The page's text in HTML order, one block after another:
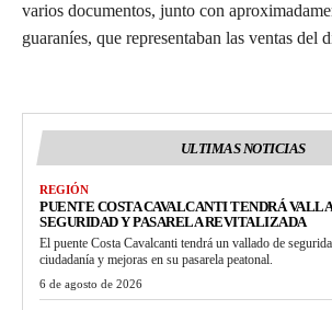
varios documentos, junto con
guaraníes, que representaban las ventas del
ULTIMAS NOTICIAS
REGIÓN
PUENTE COSTA CAVALCANTI TENDRÁ
SEGURIDAD Y PASARELA REVITALIZADA
El puente Costa Cavalcanti tendrá un vallado de
ciudadanía y mejoras en su pasarela peatonal.
6 de agosto de 2026